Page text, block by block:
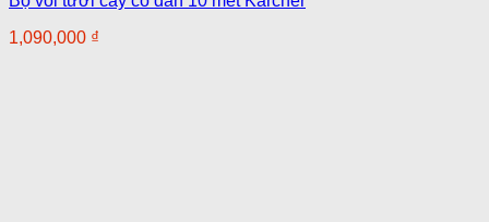
1,090,000 ₫